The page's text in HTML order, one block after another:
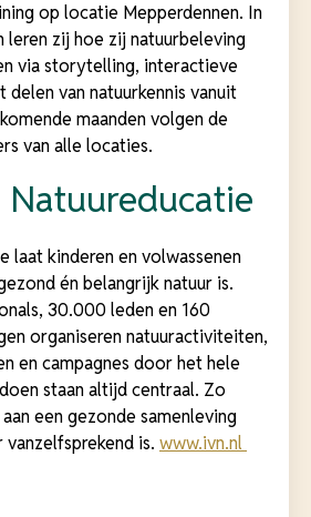
op locatie Mepperdennen. In
leren zij hoe zij natuurbeleving
via storytelling, interactieve
van natuurkennis vanuit
maanden volgen de
van alle locaties.
laat kinderen en volwassenen
én belangrijk natuur is.
30.000 leden en 160
organiseren natuuractiviteiten,
en campagnes door het hele
staan altijd centraal. Zo
een gezonde samenleving
is. www.ivn.nl